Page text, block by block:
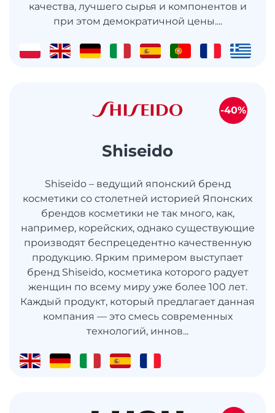
качества, лучшего сырья и компонентов и
при этом демократичной цены....
Shiseido
Shiseido – ведущий японский бренд
косметики со столетней историей Японских
брендов косметики не так много, как,
например, корейских, однако существующие
производят беспрецедентно качественную
продукцию. Ярким примером выступает
бренд Shiseido, косметика которого радует
женщин по всему миру уже более 100 лет.
Каждый продукт, который предлагает данная
компания — это смесь современных
технологий, иннов...
-40%